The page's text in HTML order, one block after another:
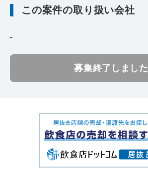
この案件の取り扱い会社
-
募集終了しました